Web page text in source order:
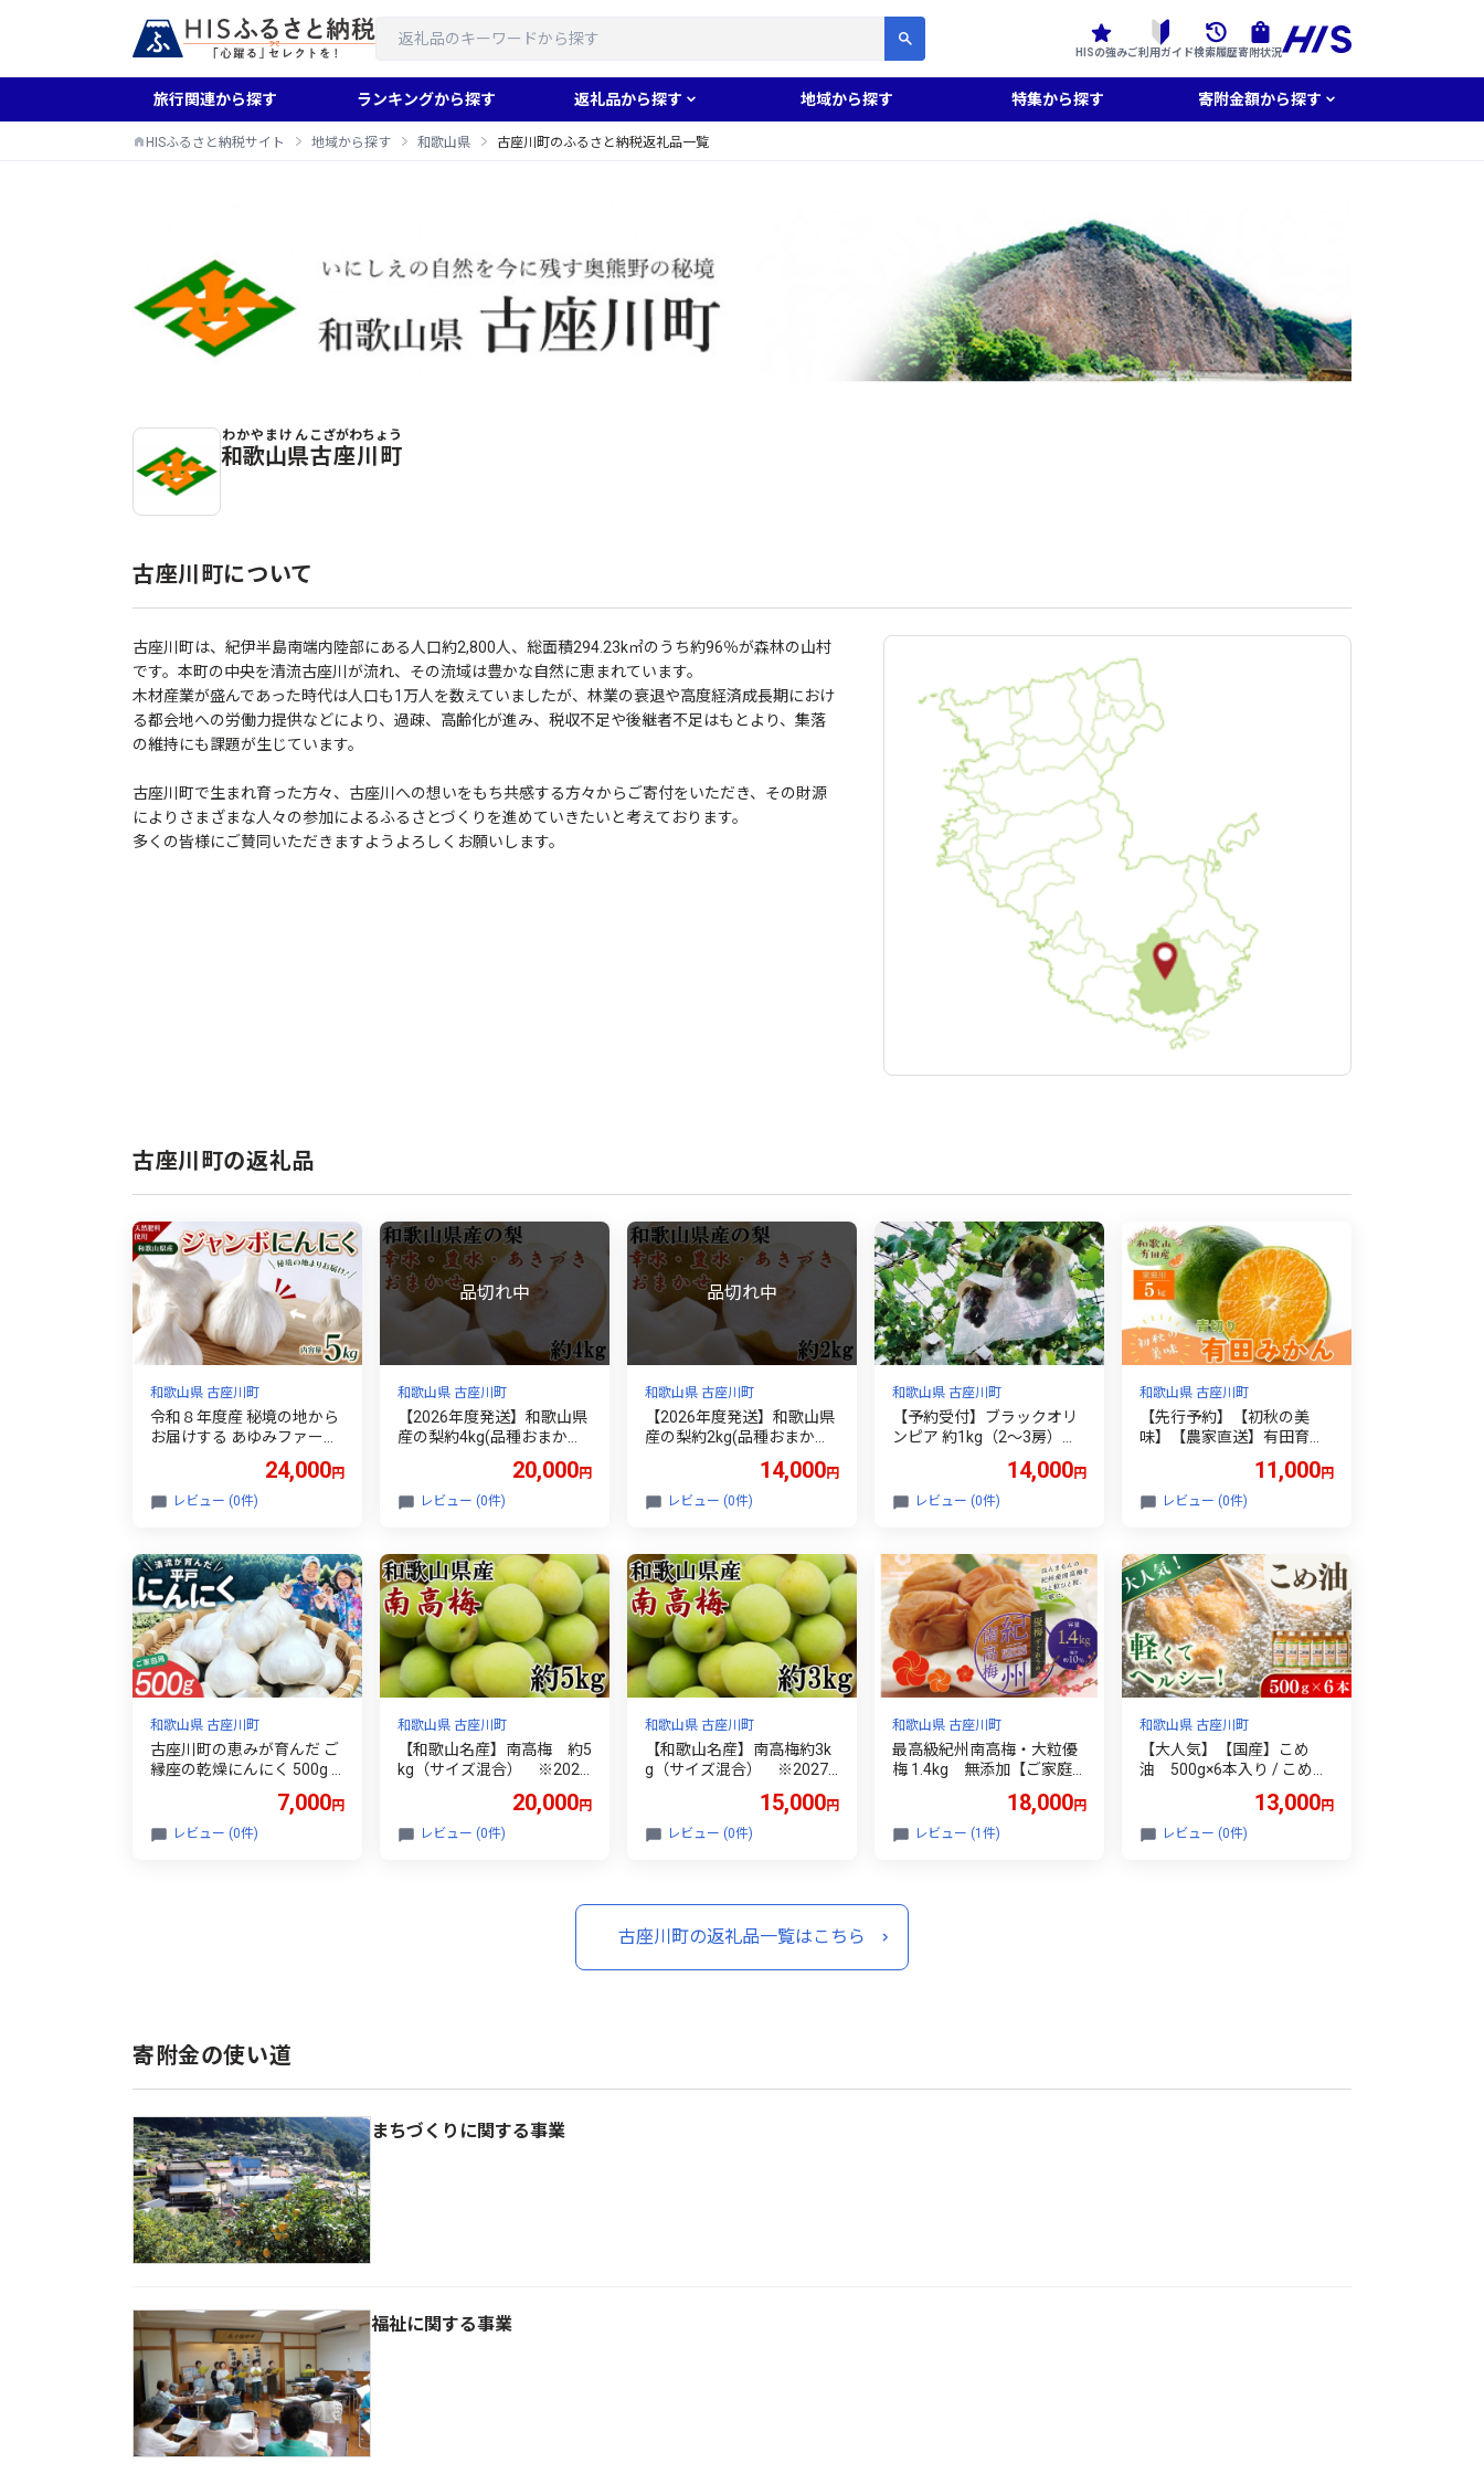
HISの強みご利用ガイド検索履歴寄附状況
旅行関連から探す ランキングから探す 返礼品から探す 地域から探す 特集から探す 寄附金額から探す
HISふるさと納税サイト 地域から探す 和歌山県 古座川町のふるさと納税返礼品一覧
古座川町のふるさと納税返礼品一覧
和歌山県
わかやまけん
古座川町
こざがわちょう
古座川町について
古座川町は、紀伊半島南端内陸部にある人口約2,800人、総面積294.23k㎡のうち約96％が森林の山村
です。本町の中央を清流古座川が流れ、その流域は豊かな自然に恵まれています。
木材産業が盛んであった時代は人口も1万人を数えていましたが、林業の衰退や高度経済成長期におけ
る都会地への労働力提供などにより、過疎、高齢化が進み、税収不足や後継者不足はもとより、集落
の維持にも課題が生じています。
古座川町で生まれ育った方々、古座川への想いをもち共感する方々からご寄付をいただき、その財源
によりさまざまな人々の参加によるふるさとづくりを進めていきたいと考えております。
多くの皆様にご賛同いただきますようよろしくお願いします。
古座川町の返礼品
和歌山県 古座川町
令和８年度産 秘境の地から
お届けする あゆみファーム
く 5kg【7月下旬から順次発
送】/ にんにく ニンニク ジ
7】
24,000円
レビュー (0件)
和歌山県 古座川町
【2026年度発送】和歌山県
産の梨約4kg(品種おまかせ)
9月下旬頃に順次発送予定】
【tec966B】
20,000円
レビュー (0件)
和歌山県 古座川町
【2026年度発送】和歌山県
産の梨約2kg(品種おまかせ)
9月下旬頃に順次発送予定】
【tec925C】
14,000円
レビュー (0件)
和歌山県 古座川町
【予約受付】ブラックオリ
ンピア 約1kg（2～3房）【2
定】 巨峰に似たはちみつぶ
どうと呼ばれる幻のぶどう
14,000円
レビュー (0件)
和歌山県 古座川町
【先行予約】【初秋の美
味】【農家直送】有田育ち
ん 約5kg +200g(傷み補償
分)【2026年9月中旬～10月
11,000円
レビュー (0件)
和歌山県 古座川町
古座川町の恵みが育んだ ご
縁座の乾燥にんにく 500g /
リック【gnz107】7,000円
レビュー (0件)
和歌山県 古座川町
【和歌山名産】南高梅 約5
kg（サイズ混合） ※2027
頃に順次発送【tec913B】
20,000円
レビュー (0件)
和歌山県 古座川町
【和歌山名産】南高梅約3k
g（サイズ混合） ※2027
頃に順次発送【tec939B】
15,000円
レビュー (0件)
和歌山県 古座川町
最高級紀州南高梅・大粒優
梅 1.4kg 無添加【ご家庭
うめ うめぼし 和歌山県【in
m500C】
18,000円
レビュー (1件)
和歌山県 古座川町
【大人気】【国産】こめ
油 500g×6本入り / こめ油
国産 米ぬか油 健康 天ぷら
炒め物 オレイン酸 ビタミン
13,000円
レビュー (0件)
古座川町の返礼品一覧はこちら
寄附金の使い道
まちづくりに関する事業
福祉に関する事業